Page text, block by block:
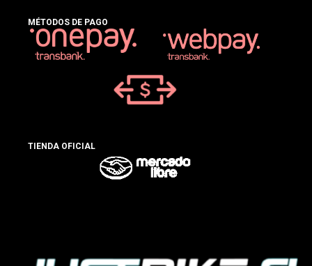
MÉTODOS DE PAGO
TIENDA OFICIAL